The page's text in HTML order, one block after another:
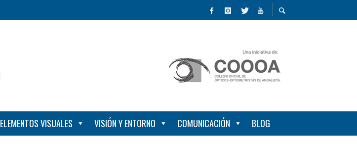
ELEMENTOS VISUALES VISIÓN Y ENTORNO COMUNICACIÓN BLOG